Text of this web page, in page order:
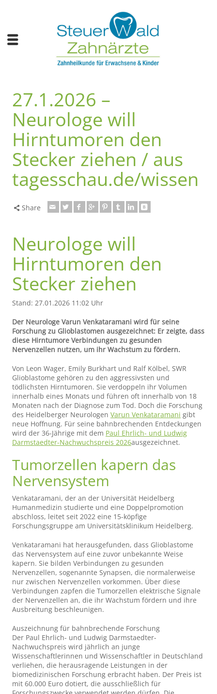
27.1.2026 –
Neurologe will
Hirntumoren den
Stecker ziehen / aus
tagesschau.de/wissen
Share
Neurologe will
Hirntumoren den
Stecker ziehen
Stand: 27.01.2026 11:02 Uhr
Der Neurologe Varun Venkataramani wird für seine
Forschung zu Glioblastomen ausgezeichnet: Er zeigte, dass
diese Hirntumore Verbindungen zu gesunden
Nervenzellen nutzen, um ihr Wachstum zu fördern.
Von Leon Wager, Emily Burkhart und Ralf Kölbel, SWR
Glioblastome gehören zu den aggressivsten und
tödlichsten Hirntumoren. Sie verdoppeln ihr Volumen
innerhalb eines Monats und führen oft innerhalb von 18
Monaten nach der Diagnose zum Tod. Doch die Forschung
des Heidelberger Neurologen Varun Venkataramani gibt
neue Hoffnung. Für seine bahnbrechenden Entdeckungen
wird der 36-Jährige mit dem Paul Ehrlich- und Ludwig
Darmstaedter-Nachwuchspreis 2026ausgezeichnet.
Tumorzellen kapern das
Nervensystem
Venkataramani, der an der Universität Heidelberg
Humanmedizin studierte und eine Doppelpromotion
abschloss, leitet seit 2022 eine 15-köpfige
Forschungsgruppe am Universitätsklinikum Heidelberg.
Venkataramani hat herausgefunden, dass Glioblastome
das Nervensystem auf eine zuvor unbekannte Weise
kapern. Sie bilden Verbindungen zu gesunden
Nervenzellen, sogenannte Synapsen, die normalerweise
nur zwischen Nervenzellen vorkommen. Über diese
Verbindungen zapfen die Tumorzellen elektrische Signale
der Nervenzellen an, die ihr Wachstum fördern und ihre
Ausbreitung beschleunigen.
Auszeichnung für bahnbrechende Forschung
Der Paul Ehrlich- und Ludwig Darmstaedter-
Nachwuchspreis wird jährlich an junge
Wissenschaftlerinnen und Wissenschaftler in Deutschland
verliehen, die herausragende Leistungen in der
biomedizinischen Forschung erbracht haben. Der Preis ist
mit 60.000 Euro dotiert, die ausschließlich für